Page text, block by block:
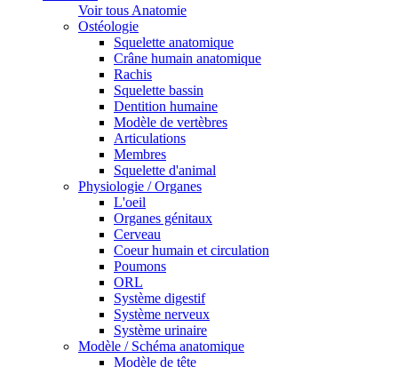
Voir tous Anatomie
Ostéologie
Squelette anatomique
Crâne humain anatomique
Rachis
Squelette bassin
Dentition humaine
Modèle de vertèbres
Articulations
Membres
Squelette d'animal
Physiologie / Organes
L'oeil
Organes génitaux
Cerveau
Coeur humain et circulation
Poumons
ORL
Système digestif
Système nerveux
Système urinaire
Modèle / Schéma anatomique
Modèle de tête